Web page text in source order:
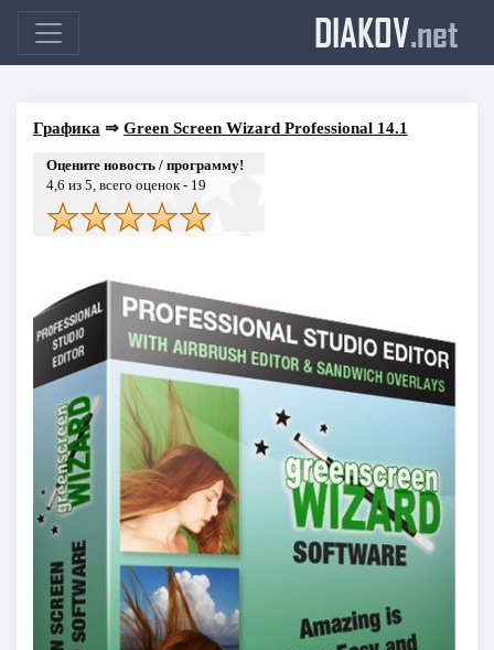
DIAKOV.net
Графика ⇒ Green Screen Wizard Professional 14.1
Оцените новость / программу!
4,6 из 5, всего оценок - 19